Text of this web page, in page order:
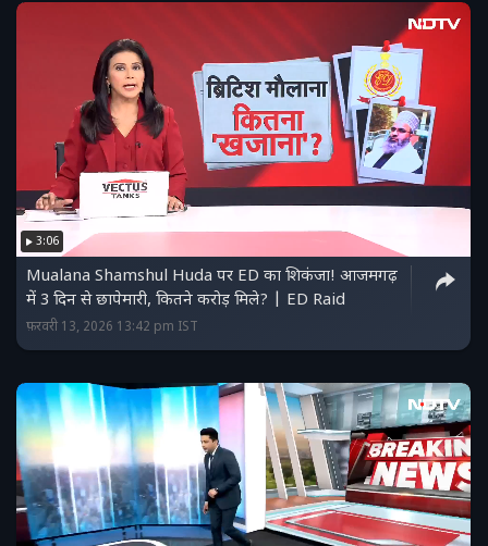
3:06
Mualana Shamshul Huda पर ED का शिकंजा! आजमगढ़
में 3 दिन से छापेमारी, कितने करोड़ मिले? | ED Raid
फ़रवरी 13, 2026 13:42 pm IST